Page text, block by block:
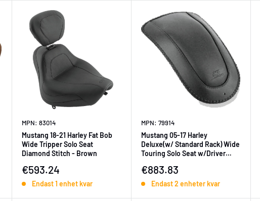
MPN: 83014
Mustang 18-21 Harley Fat Bob
Wide Tripper Solo Seat
Diamond Stitch - Brown
Försäljningspris
€593.24
Endast 1 enhet kvar
MPN: 79914
Mustang 05-17 Harley
Deluxe(w/ Standard Rack) Wide
Touring Solo Seat w/Driver
Försäljningspris
€883.83
Endast 2 enheter kvar